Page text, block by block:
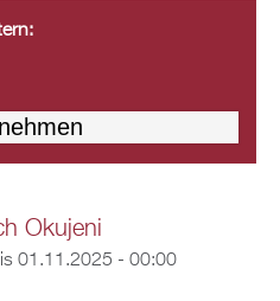
Okujeni
01.11.2025 - 00:00